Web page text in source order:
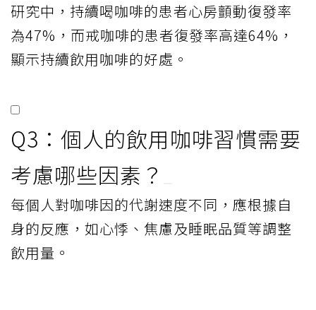
研究中，持續喝咖啡的患者心房顫動復發率
為47%，而戒咖啡的患者復發率高達64%，
顯示持續飲用咖啡的好處。
Q3：個人的飲用咖啡習慣需要
考慮哪些因素？
每個人對咖啡因的代謝速度不同，應根據自
身的反應，如心悸、焦慮及睡眠品質等調整
飲用量。